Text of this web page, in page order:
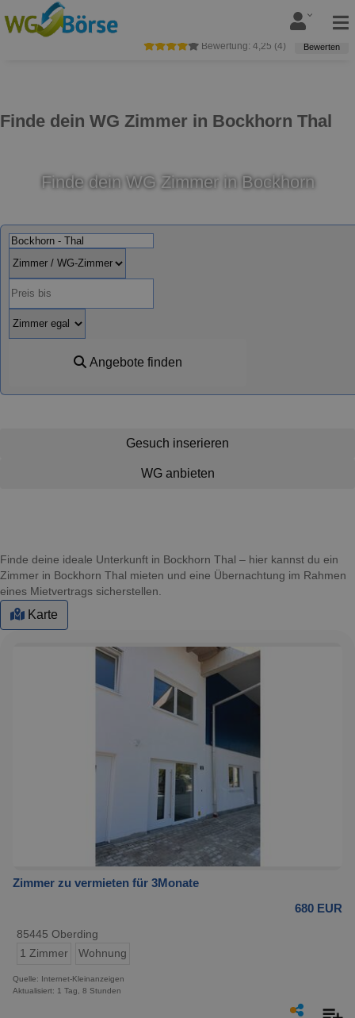
Finde dein WG Zimmer in Bockhorn Thal
Bewertung: 4,25 (4) Bewerten
Finde dein WG Zimmer in Bockhorn
Angebote finden
Gesuch inserieren
WG anbieten
Finde deine ideale Unterkunft in Bockhorn Thal – hier kannst du ein
Zimmer in Bockhorn Thal mieten und eine Übernachtung im Rahmen
eines Mietvertrags sicherstellen.
Karte
Zimmer zu vermieten für 3Monate
680 EUR
85445 Oberding
1 Zimmer
Wohnung
Quelle: Internet-Kleinanzeigen
Aktualisiert: 1 Tag, 8 Stunden